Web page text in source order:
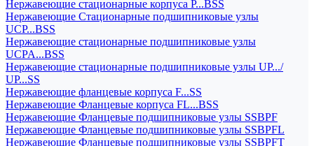
Нержавеющие стационарные корпуса P...BSS
Нержавеющие Стационарные подшипниковые узлы
UCP...BSS
Нержавеющие стационарные подшипниковые узлы
UCPA...BSS
Нержавеющие стационарные подшипниковые узлы UP.../
UP...SS
Нержавеющие фланцевые корпуса F...SS
Нержавеющие Фланцевые корпуса FL...BSS
Нержавеющие Фланцевые подшипниковые узлы SSBPF
Нержавеющие Фланцевые подшипниковые узлы SSBPFL
Нержавеющие Фланцевые подшипниковые узлы SSBPFT